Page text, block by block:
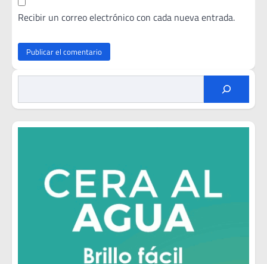
Recibir un correo electrónico con cada nueva entrada.